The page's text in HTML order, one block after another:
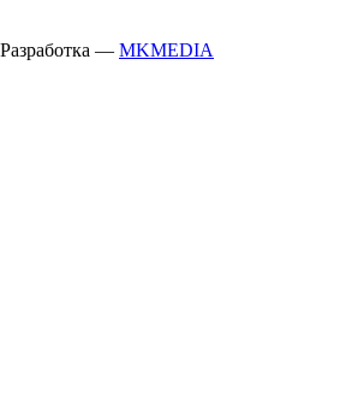
Разработка — MKMEDIA